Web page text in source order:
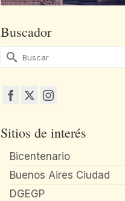
Buscador
Buscar
por:
Sitios de interés
Bicentenario
Buenos Aires Ciudad
DGEGP